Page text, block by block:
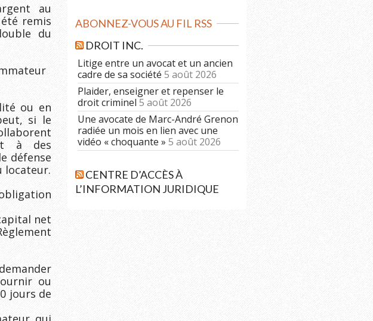
au
remis
du
ou en
si le
à des
défense
locateur.
net
ou
jours de
ABONNEZ-VOUS AU FIL RSS
DROIT INC.
Litige entre un avocat et un ancien
cadre de sa société 5 août 2026
Plaider, enseigner et repenser le
droit criminel 5 août 2026
Une avocate de Marc-André Grenon
radiée un mois en lien avec une
vidéo « choquante » 5 août 2026
CENTRE D’ACCÈS À
L’INFORMATION JURIDIQUE